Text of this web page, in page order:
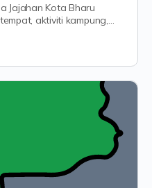
Jajahan Kota Bharu
aktiviti kampung,